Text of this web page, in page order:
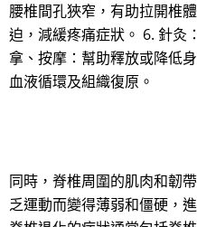
腰椎間孔狹窄，有助拉開椎
迫，減緩疼痛症狀。 6. 針灸
拿、按摩：幫助釋放或降低
血液循環及組織復原。
同時，脊椎周圍的肌肉和韌
乏運動而變得薄弱和僵硬，